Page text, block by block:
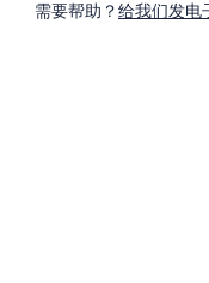
需要帮助？给我们发电